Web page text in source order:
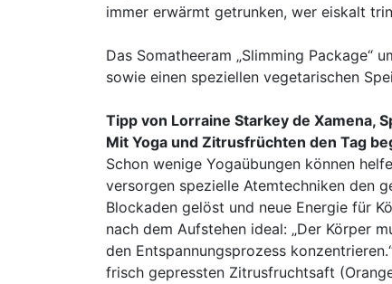
immer erwärmt getrunken, wer eiskalt
Das Somatheeram „Slimming Package“
sowie einen speziellen vegetarischen
Tipp von Lorraine Starkey de Xamena,
Mit Yoga und Zitrusfrüchten den Tag
Schon wenige Yogaübungen können
versorgen spezielle Atemtechniken den
Blockaden gelöst und neue Energie für
nach dem Aufstehen ideal: „Der Körper
den Entspannungsprozess
frisch gepressten Zitrusfruchtsaft